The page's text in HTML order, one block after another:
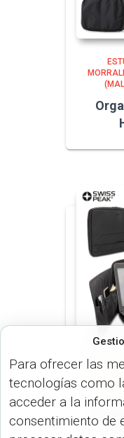
Para ofrecer las
tecnologías como
acceder a la
consentimiento de